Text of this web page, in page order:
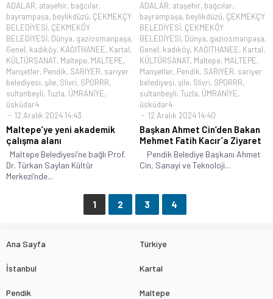
ADALAR, ataşehir, bağcılar,
bayrampaşa, beylikdüzü, ÇEKMEKÇY
BELEDİYESİ, ÇEKMEKÖY
BELEDİYESİ, Dünya, gaziosmanpaşa,
Genel, kadıköy, KAĞITHANEE, Kartal,
KÜLTÜRSANAT, Maltepe, MALTEPE,
Manşetler, Pendik, SARIYER, sarıyer
belediyesi, şile, Slivri, SPORRR,
sultanbeyli, Tuzla, ÜMRANİYE,
üsküdar4
12 Aralık 2024 14:43
Maltepe’ye yeni akademik
çalışma alanı
Maltepe Belediyesi’ne bağlı Prof.
Dr. Türkan Saylan Kültür
Merkezi’nde...
ADALAR, ataşehir, bağcılar,
bayrampaşa, beylikdüzü, ÇEKMEKÇY
BELEDİYESİ, ÇEKMEKÖY
BELEDİYESİ, Dünya, gaziosmanpaşa,
Genel, kadıköy, KAĞITHANEE, Kartal,
KÜLTÜRSANAT, Maltepe, MALTEPE,
Manşetler, Pendik, SARIYER, sarıyer
belediyesi, şile, Slivri, SPORRR,
sultanbeyli, Tuzla, ÜMRANİYE,
üsküdar4
12 Aralık 2024 14:40
Başkan Ahmet Cin’den Bakan
Mehmet Fatih Kacır’a Ziyaret
Pendik Belediye Başkanı Ahmet
Cin, Sanayi ve Teknoloji...
1 2 3 4
Ana Sayfa Türkiye
İstanbul Kartal
Pendik Maltepe